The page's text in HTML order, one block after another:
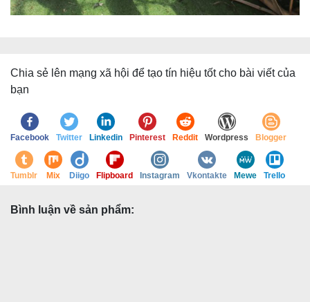
Chia sẻ lên mạng xã hội để tạo tín hiệu tốt cho bài viết của
bạn
Facebook Twitter Linkedin Pinterest Reddit Wordpress Blogger
Tumblr Mix Diigo Flipboard Instagram Vkontakte Mewe Trello
Bình luận về sản phẩm: